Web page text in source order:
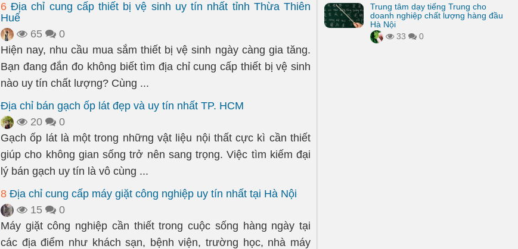
6 Địa chỉ cung cấp thiết bị vệ sinh uy tín nhất tỉnh Thừa Thiên
Huế
65
0
Hiện nay, nhu cầu mua sắm thiết bị vệ sinh ngày càng gia tăng.
Bạn đang đắn đo không biết tìm địa chỉ cung cấp thiết bị vệ sinh
nào uy tín chất lượng? Cùng ...
Địa chỉ bán gạch ốp lát đẹp và uy tín nhất TP. HCM
20
0
Gạch ốp lát là một trong những vật liệu nội thất cực kì cần thiết
giúp cho không gian sống trở nên sang trọng. Việc tìm kiếm đại
lý bán gạch uy tín là vô cùng ...
8 Địa chỉ cung cấp máy giặt công nghiệp uy tín nhất tại Hà Nội
15
0
Máy giặt công nghiệp cần thiết trong cuộc sống hàng ngày tại
các địa điểm như khách sạn, bệnh viện, trường học, nhà máy
Trung tâm dạy tiếng Trung cho
doanh nghiệp chất lượng hàng đầu
Hà Nội
33
0